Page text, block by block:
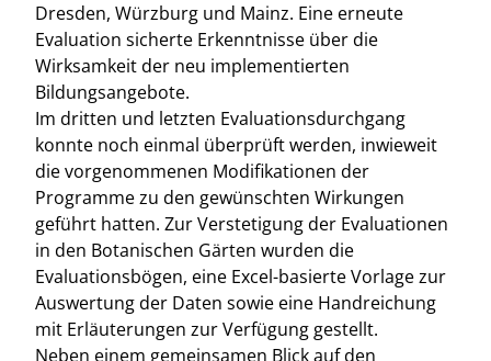
Dresden, Würzburg und Mainz. Eine erneute
Evaluation sicherte Erkenntnisse über die
Wirksamkeit der neu implementierten
Bildungsangebote.
Im dritten und letzten Evaluationsdurchgang
konnte noch einmal überprüft werden, inwieweit
die vorgenommenen Modifikationen der
Programme zu den gewünschten Wirkungen
geführt hatten. Zur Verstetigung der Evaluationen
in den Botanischen Gärten wurden die
Evaluationsbögen, eine Excel-basierte Vorlage zur
Auswertung der Daten sowie eine Handreichung
mit Erläuterungen zur Verfügung gestellt.
Neben einem gemeinsamen Blick auf den